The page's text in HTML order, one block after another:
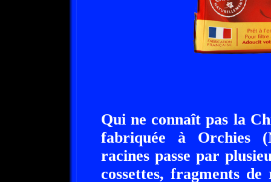
Qui ne connaît pas la
fabriquée à Orchies
racines passe par
cossettes, fragments